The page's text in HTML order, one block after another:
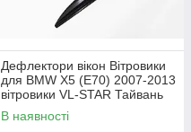
Дефлектори вікон Вітровики
для BMW X5 (E70) 2007-2013
вітровики VL-STAR Тайвань
В наявності